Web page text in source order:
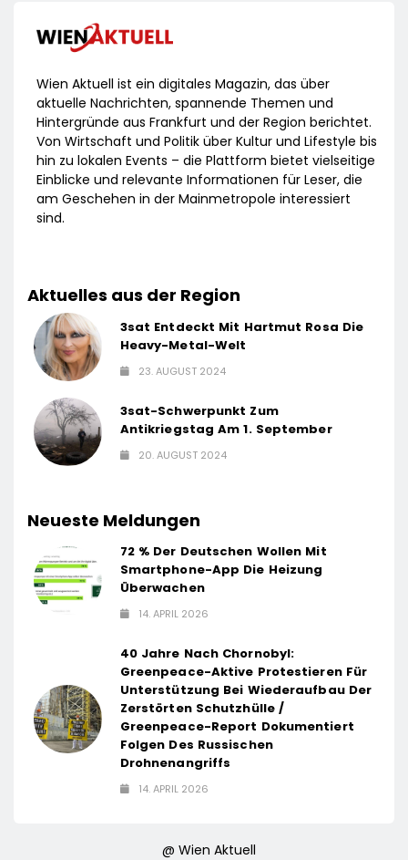
Wien Aktuell ist ein digitales Magazin, das über
aktuelle Nachrichten, spannende Themen und
Hintergründe aus Frankfurt und der Region berichtet.
Von Wirtschaft und Politik über Kultur und Lifestyle bis
hin zu lokalen Events – die Plattform bietet vielseitige
Einblicke und relevante Informationen für Leser, die
am Geschehen in der Mainmetropole interessiert
sind.
Aktuelles aus der Region
3sat Entdeckt Mit Hartmut Rosa Die
Heavy-Metal-Welt
23. AUGUST 2024
3sat-Schwerpunkt Zum
Antikriegstag Am 1. September
20. AUGUST 2024
Neueste Meldungen
72 % Der Deutschen Wollen Mit
Smartphone-App Die Heizung
Überwachen
14. APRIL 2026
40 Jahre Nach Chornobyl:
Greenpeace-Aktive Protestieren Für
Unterstützung Bei Wiederaufbau Der
Zerstörten Schutzhülle /
Greenpeace-Report Dokumentiert
Folgen Des Russischen
Drohnenangriffs
14. APRIL 2026
@ Wien Aktuell